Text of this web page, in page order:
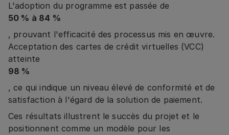
L'adoption du programme est passée de
50 % à 84 %
, prouvant l'efficacité des processus mis en œuvre.
Acceptation des cartes de crédit virtuelles (VCC)
atteinte
98 %
, ce qui indique un niveau élevé de conformité et de
satisfaction à l'égard de la solution de paiement.
Ces résultats illustrent le succès du projet et le
positionnent comme un modèle pour les